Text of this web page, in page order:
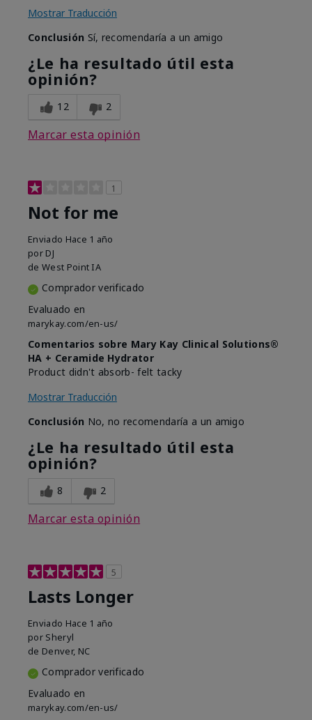
Mostrar Traducción
Conclusión Sí, recomendaría a un amigo
¿Le ha resultado útil esta
opinión?
12 2
Marcar esta opinión
1
Not for me
Enviado Hace 1 año
por DJ
de West Point IA
Comprador verificado
Evaluado en
marykay.com/en-us/
Comentarios sobre Mary Kay Clinical Solutions®
HA + Ceramide Hydrator
Product didn't absorb- felt tacky
Mostrar Traducción
Conclusión No, no recomendaría a un amigo
¿Le ha resultado útil esta
opinión?
8 2
Marcar esta opinión
5
Lasts Longer
Enviado Hace 1 año
por Sheryl
de Denver, NC
Comprador verificado
Evaluado en
marykay.com/en-us/